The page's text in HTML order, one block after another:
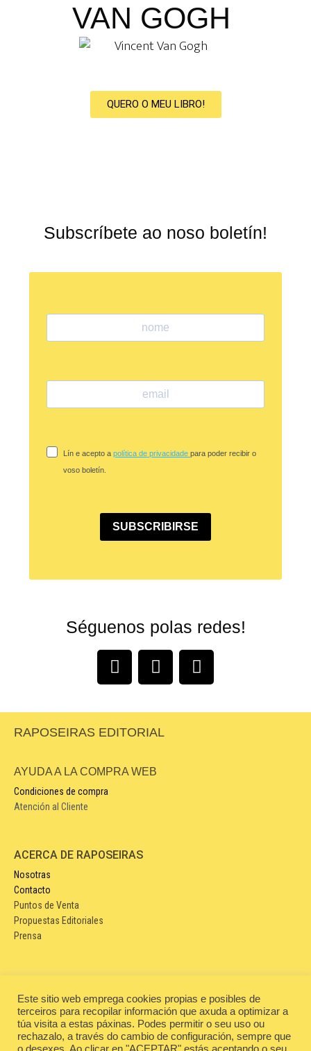
VAN GOGH
QUERO O MEU LIBRO!
Subscríbete ao noso boletín!
Lín e acepto a política de privacidade para poder recibir o
voso boletín.
SUBSCRIBIRSE
Séguenos polas redes!
RAPOSEIRAS EDITORIAL
AYUDA A LA COMPRA WEB
Condiciones de compra
Atención al Cliente
ACERCA DE RAPOSEIRAS
Nosotras
Contacto
Puntos de Venta
Propuestas Editoriales
Prensa
Aviso legal
Condiciones de contratación
Política de privacidad
Este sitio web emprega cookies propias e posibles de
terceiros para recopilar información que axuda a optimizar a
túa visita a estas páxinas. Podes permitir o seu uso ou
rechazalo, a través do cambio de configuración, sempre que